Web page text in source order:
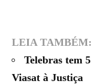
LEIA TAMBÉM:
Telebras tem
Viasat à Justiça